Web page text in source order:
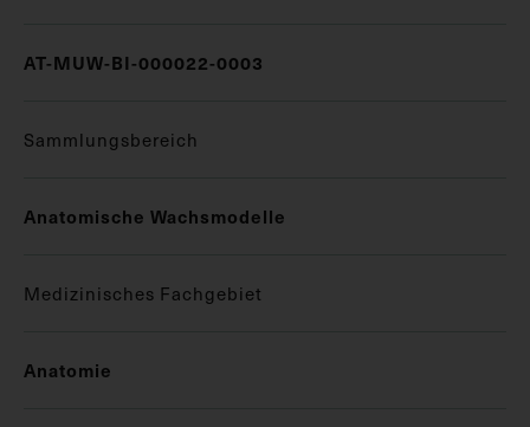
AT-MUW-BI-000022-0003
Sammlungsbereich
Anatomische Wachsmodelle
Medizinisches Fachgebiet
Anatomie